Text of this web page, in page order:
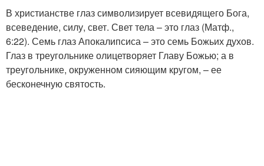
В христианстве глаз символизирует всевидящего Бога,
всеведение, силу, свет. Свет тела – это глаз (Матф.,
6:22). Семь глаз Апокалипсиса – это семь Божьих духов.
Глаз в треугольнике олицетворяет Главу Божью; а в
треугольнике, окруженном сияющим кругом, – ее
бесконечную святость.